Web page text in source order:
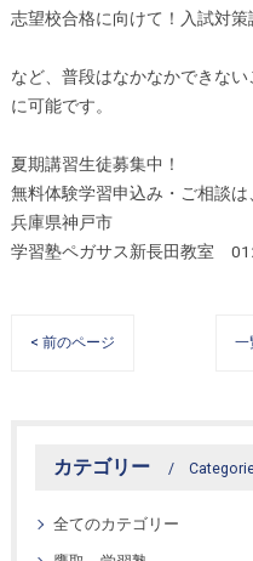
志望校合格に向けて！入試対策
など、普段はなかなかできな
に可能です。
夏期講習生徒募集中！
無料体験学習申込み・ご相談は
兵庫県神戸市
学習塾ペガサス新長田教室
< 前のページ 一
カテゴリー
全てのカテゴリー